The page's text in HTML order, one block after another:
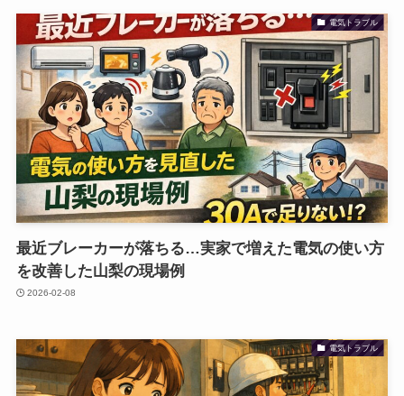
電気トラブル
最近ブレーカーが落ちる…実家で増えた電気の使い方
を改善した山梨の現場例
2026-02-08
電気トラブル